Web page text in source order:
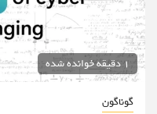
1 دقیقه خوانده شده
گوناگون